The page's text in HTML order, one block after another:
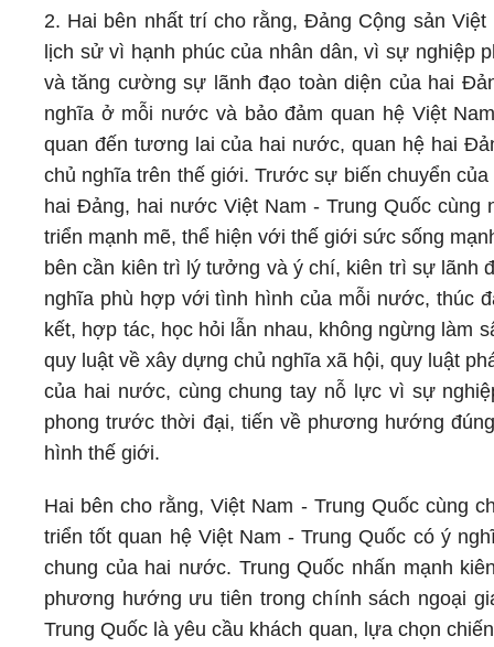
2. Hai bên nhất trí cho rằng, Đảng Cộng sản
lịch sử vì hạnh phúc của nhân dân, vì sự nghiệp
và tăng cường sự lãnh đạo toàn diện của hai
nghĩa ở mỗi nước và bảo đảm quan hệ Việt
quan đến tương lai của hai nước, quan hệ hai
chủ nghĩa trên thế giới. Trước sự biến chuyển
hai Đảng, hai nước Việt Nam - Trung Quốc
triển mạnh mẽ, thể hiện với thế giới sức sống
bên cần kiên trì lý tưởng và ý chí, kiên trì sự lãnh
nghĩa phù hợp với tình hình của mỗi nước, thúc
kết, hợp tác, học hỏi lẫn nhau, không ngừng làm
quy luật về xây dựng chủ nghĩa xã hội, quy luật
của hai nước, cùng chung tay nỗ lực vì sự
phong trước thời đại, tiến về phương hướng
hình thế giới.
Hai bên cho rằng, Việt Nam - Trung Quốc cùng
triển tốt quan hệ Việt Nam - Trung Quốc có ý
chung của hai nước. Trung Quốc nhấn mạnh
phương hướng ưu tiên trong chính sách ngoại
Trung Quốc là yêu cầu khách quan, lựa chọn